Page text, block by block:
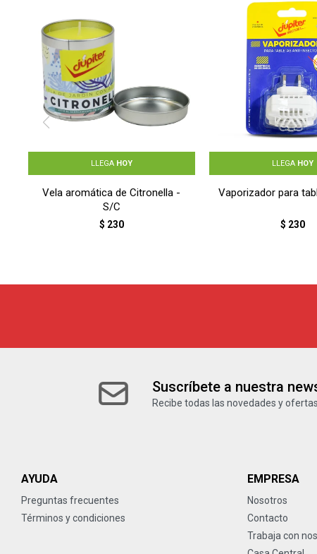
LLEGA HOY
Vela aromática de Citronella -
S/C
$ 230
LLEGA HOY
Vaporizador para
$ 230
Suscríbete a nuestra
Recibe todas las novedades y
AYUDA
Preguntas frecuentes
Términos y condiciones
EMPRESA
Nosotros
Contacto
Trabaja con